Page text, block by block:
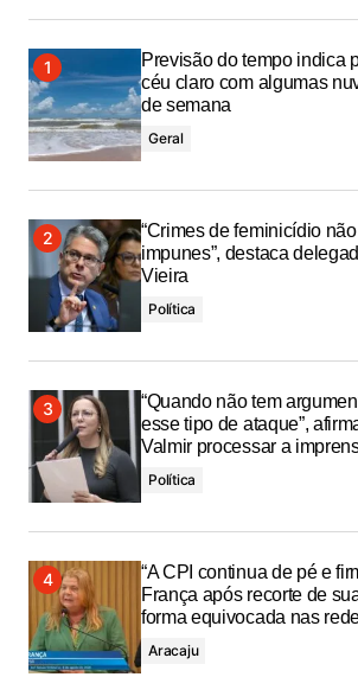
Previsão do tempo indica
céu claro com algumas
de semana
Geral
“Crimes de feminicídio
impunes”, destaca
Vieira
Política
“Quando não tem
esse tipo de ataque”,
Valmir processar a
Política
“A CPI continua de pé e
França após recorte de
forma equivocada nas
Aracaju